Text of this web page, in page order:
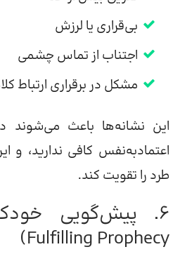
بی‌قراری یا لرزش
اجتناب از تماس چشمی
مشکل در برقراری ارتباط
این نشانه‌ها باعث می‌شوند
اعتمادبه‌نفس کافی ندارید، و
طرد را تقویت کند.
Fulfilling Prophecy)